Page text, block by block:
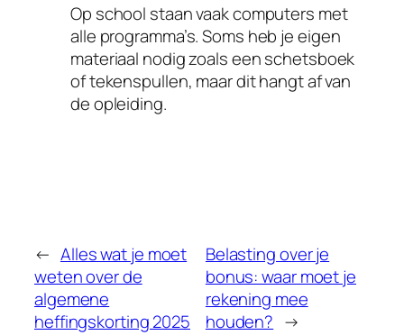
Op school staan vaak computers met
alle programma’s. Soms heb je eigen
materiaal nodig zoals een schetsboek
of tekenspullen, maar dit hangt af van
de opleiding.
← Alles wat je moet
weten over de
algemene
heffingskorting 2025
Belasting over je
bonus: waar moet je
rekening mee
houden? →